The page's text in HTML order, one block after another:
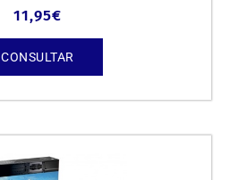
11,95€
CONSULTAR